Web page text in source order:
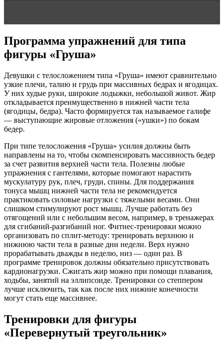
Программа упражнений для типа
фигуры «Груша»
Девушки с телосложением типа «Груша» имеют сравнительно
узкие плечи, талию и грудь при массивных бедрах и ягодицах.
У них худые руки, широкие лодыжки, небольшой живот. Жир
откладывается преимущественно в нижней части тела
(ягодицы, бедра). Часто формируется так называемое галифе
— выступающие жировые отложения («ушки») по бокам
бедер.
При типе телосложения «Груша» усилия должны быть
направлены на то, чтобы скомпенсировать массивность бедер
за счет развития верхней части тела. Полезны любые
упражнения с гантелями, которые помогают нарастить
мускулатуру рук, плеч, груди, спины. Для поддержания
тонуса мышц нижней части тела не рекомендуется
практиковать силовые нагрузки с тяжелыми весами. Они
слишком стимулируют рост мышц. Лучше работать без
отягощений или с небольшим весом, например, в тренажерах
для сгибаний-разгибаний ног. Фитнес-тренировки можно
организовать по сплит-методу: тренировать верхнюю и
нижнюю части тела в разные дни недели. Верх нужно
прорабатывать дважды в неделю, низ — один раз. В
программе тренировок должны обязательно присутствовать
кардионагрузки. Сжигать жир можно при помощи плавания,
ходьбы, занятий на эллипсоиде. Тренировки со степпером
лучше исключить, так как после них нижние конечности
могут стать еще массивнее.
Тренировки для фигуры
«Перевернутый треугольник»